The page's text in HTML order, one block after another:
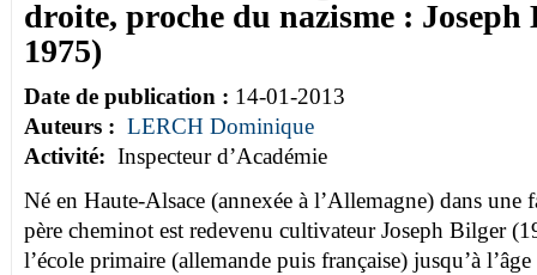
droite, proche du nazisme : Joseph
1975)
Date de publication : 14-01-2013
Auteurs : LERCH Dominique
Activité: Inspecteur d’Académie
Né en Haute-Alsace (annexée à l’Allemagne) dans
père cheminot est redevenu cultivateur Joseph Bilger
l’école primaire (allemande puis française) jusqu’à